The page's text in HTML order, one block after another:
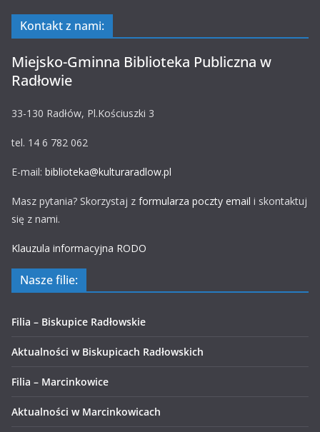
Kontakt z nami:
Miejsko-Gminna Biblioteka Publiczna w
Radłowie
33-130 Radłów, Pl.Kościuszki 3
tel. 14 6 782 062
E-mail: biblioteka@kulturaradlow.pl
Masz pytania? Skorzystaj z formularza poczty email i skontaktuj
się z nami.
Klauzula informacyjna RODO
Nasze filie:
Filia – Biskupice Radłowskie
Aktualności w Biskupicach Radłowskich
Filia – Marcinkowice
Aktualności w Marcinkowicach